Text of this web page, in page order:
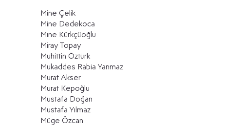
Mine Çelik
Mine Dedekoca
Mine Kürkçüoğlu
Miray Topay
Muhittin Öztürk
Mukaddes Rabia Yanmaz
Murat Akser
Murat Kepoğlu
Mustafa Doğan
Mustafa Yılmaz
Müge Özcan